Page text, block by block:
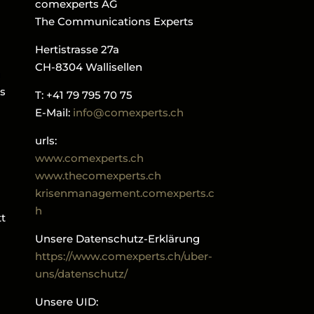
comexperts AG
The Communications Experts
Hertistrasse 27a
CH-8304 Wallisellen
T: +41 79 795 70 75
E-Mail: info@comexperts.ch
urls:
www.comexperts.ch
www.thecomexperts.ch
krisenmanagement.comexperts.c
h
Unsere Datenschutz-Erklärung
https://www.comexperts.ch/uber-
uns/datenschutz/
Unsere UID: